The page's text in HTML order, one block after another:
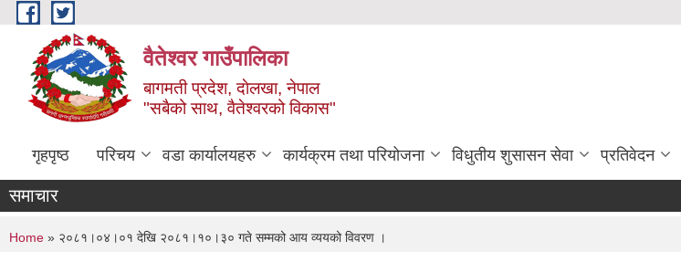
Skip to main content
वैतेश्वर गाउँपालिका
बागमती प्रदेश, दाेलखा, नेपाल
"सबैको साथ, वैतेश्वरको विकास"
गृहपृष्ठ परिचय वडा कार्यालयहरु कार्यक्रम तथा परियोजना विधुतीय शुसासन सेवा प्रतिवेदन
समाचार
You are here
Home » २०८१।०४।०१ देखि २०८१।१०।३० गते सम्मको आय व्ययको विवरण ।